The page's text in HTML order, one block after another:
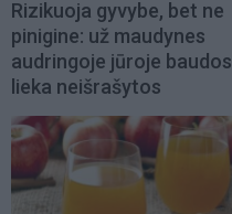
Rizikuoja gyvybe, bet ne
pinigine: už maudynes
audringoje jūroje baudos
lieka neišrašytos